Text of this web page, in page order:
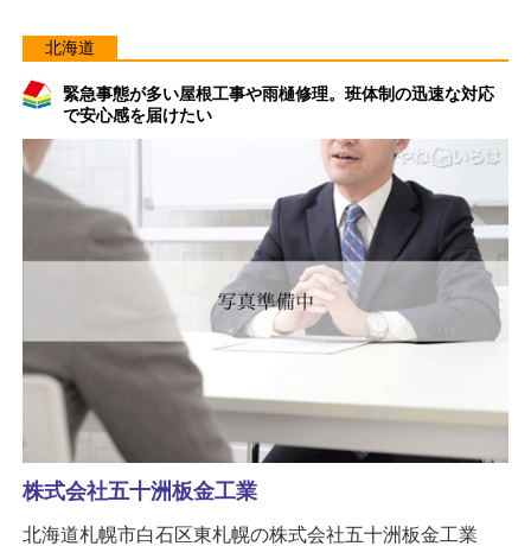
北海道
緊急事態が多い屋根工事や雨樋修理。班体制の迅速な対応
で安心感を届けたい
株式会社五十洲板金工業
北海道札幌市白石区東札幌の株式会社五十洲板金工業